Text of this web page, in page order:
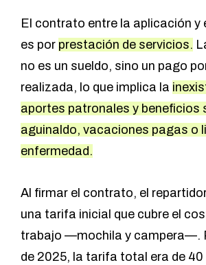
El contrato entre la aplicación y
es por prestación de servicios.
no es un sueldo, sino un pago
realizada, lo que implica la
aportes patronales y beneficios
aguinaldo, vacaciones pagas o
enfermedad.
Al firmar el contrato, el
una tarifa inicial que cubre el
trabajo —mochila y campera—.
de 2025, la tarifa total era de 40